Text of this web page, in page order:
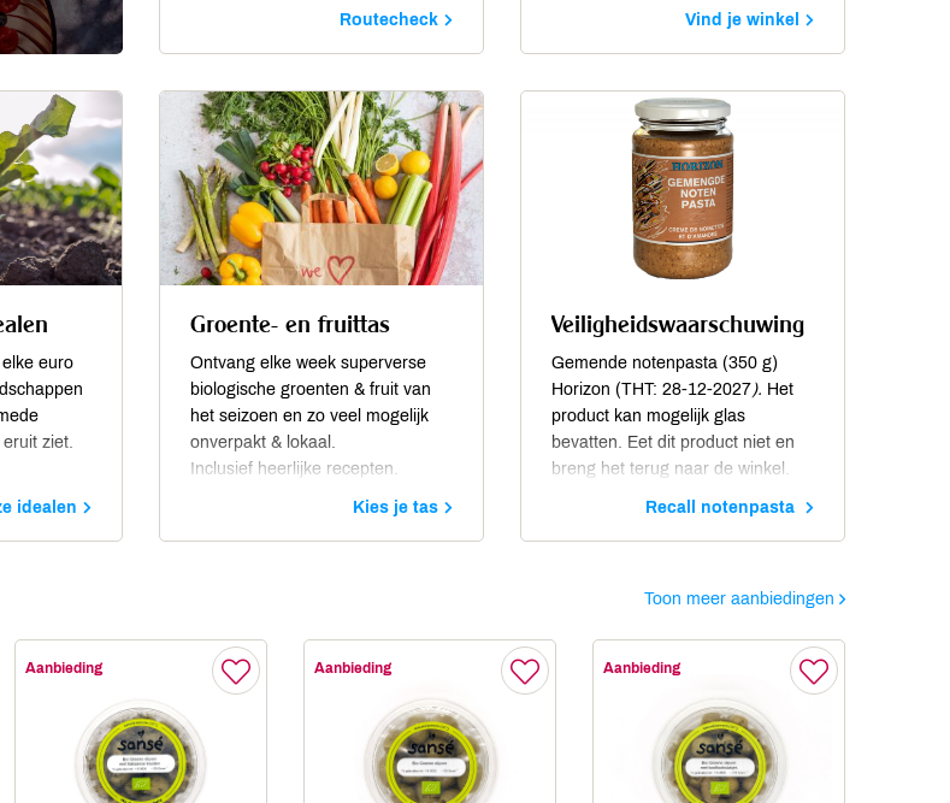
thuis, op je werk of op je
scholen, kinderopvang,
instellingen, horeca en
verenigingen. Kijk of we bij jouin
de buurt bezorgen.
Routecheck Vind je winkel
euro
ziet.
idealen
Groente- en fruittas
Ontvang elke week superverse
biologische groenten & fruit van
het seizoen en zo veel mogelijk
onverpakt & lokaal.
Inclusief heerlijke recepten.
Kies je tas
Veiligheidswaarschuwing
Gemende notenpasta (350 g)
Horizon (THT: 28-12-2027). Het
product kan mogelijk glas
bevatten. Eet dit product niet en
breng het terug naar de winkel.
Recall notenpasta
Toon meer aanbiedingen
Aanbieding Aanbieding Aanbieding